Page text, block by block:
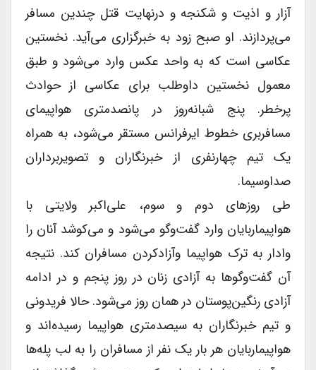
آزار و اذیت و شکنجه و درنهایت قتل چندین مسافر
می‌پردازند. او صبح زود به خبرگزارى می‌آید. نخستین
عکاسى است که به واحد عکس وارد می‌شود و طبق
معمول نخستین داوطلب براى عکاسى از حوادث
پرخطر. پنج شبانه‌روز در پانصدمترى هواپیماى
مسافربرى خطوط ایرفرانس مستقر می‌شود، به همراه
یک تیم چهارنفری از خبرنگاران و تصویربرداران
صداوسیما.
طى روزهاى دوم و سوم، علی‌اکبر ولایتى با
هواپیماربایان وارد گفت‌وگو می‌شود و می‌کوشد آنان را
وادار به ترک هواپیما وآزادکردن مسافران کند. نتیجه
آن گفت‌وگوها به آزادى زنان در روز پنجم و در ادامه
آزادى رنگین‌پوستان در همان روز می‌شود. حالا فریدونى
و تیم خبرنگاران به سیصدمترى هواپیما رسیده‌اند و
هواپیماربایان هر بار یک نفر از مسافران را به لب پله‌ها